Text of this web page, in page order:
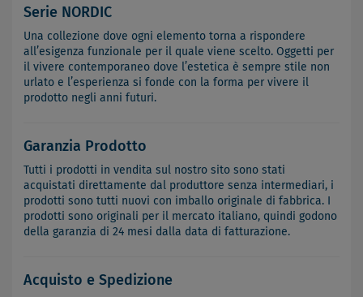
Serie NORDIC
Una collezione dove ogni elemento torna a rispondere
all’esigenza funzionale per il quale viene scelto. Oggetti per
il vivere contemporaneo dove l’estetica è sempre stile non
urlato e l’esperienza si fonde con la forma per vivere il
prodotto negli anni futuri.
Garanzia Prodotto
Tutti i prodotti in vendita sul nostro sito sono stati
acquistati direttamente dal produttore senza intermediari, i
prodotti sono tutti nuovi con imballo originale di fabbrica. I
prodotti sono originali per il mercato italiano, quindi godono
della garanzia di 24 mesi dalla data di fatturazione.
Acquisto e Spedizione